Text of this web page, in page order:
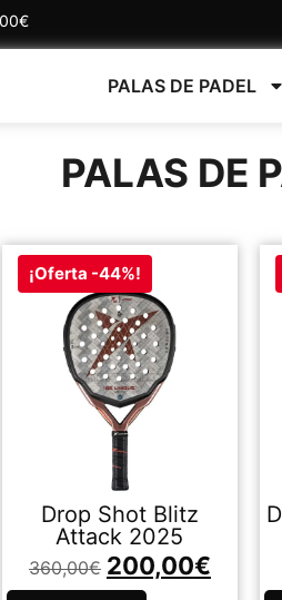
PALAS DE PADEL
PALAS DE
¡Oferta -44%!
Drop Shot Blitz
Attack 2025
360,00€ 200,00€